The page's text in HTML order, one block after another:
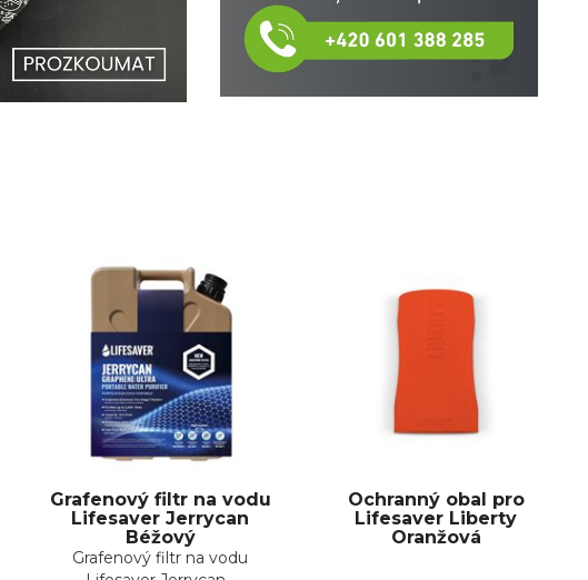
Grafenový filtr na vodu
Lifesaver Jerrycan
Béžový
Grafenový filtr na vodu
Ochranný obal pro
Lifesaver Liberty
Oranžová